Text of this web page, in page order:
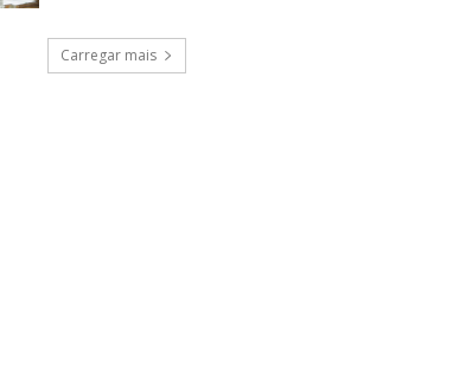
Carregar mais